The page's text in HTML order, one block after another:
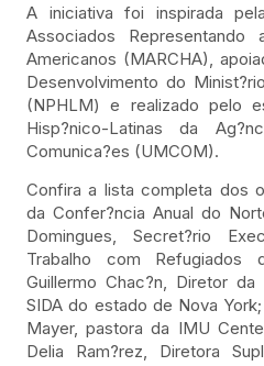
A iniciativa foi inspirada
Associados
Americanos (MARCHA),
Desenvolvimento do
(NPHLM) e realizado pelo
Hisp?nico-Latinas da
Comunica?es (UMCOM).
Confira a lista completa dos
da Confer?ncia Anual do
Domingues, Secret?rio
Trabalho com Refugiados
Guillermo Chac?n, Diretor
SIDA do estado de Nova
Mayer, pastora da IMU
Delia Ram?rez, Diretora